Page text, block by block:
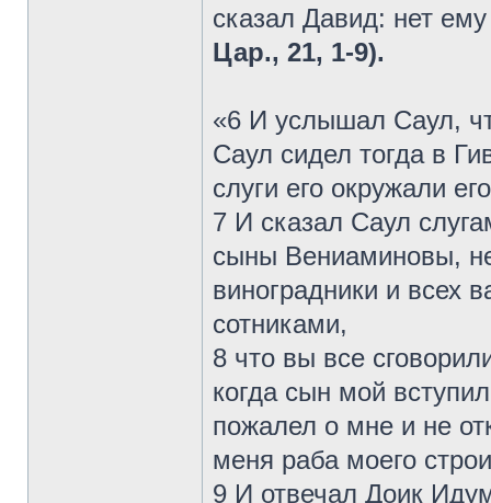
сказал Давид: нет
Цар., 21, 1-9).
«6 И услышал Саул,
Саул сидел тогда в
слуги его окружали
7 И сказал Саул
сыны Вениаминовы,
виноградники и всех
сотниками,
8 что вы все
когда сын мой
пожалел о мне и не
меня раба моего
9 И отвечал Доик